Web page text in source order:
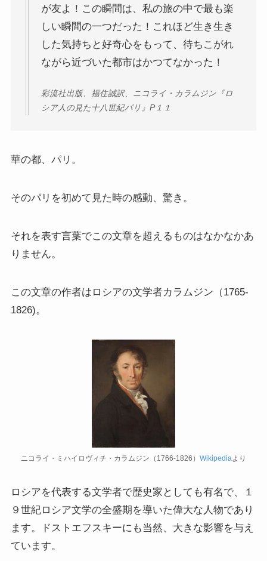
第一部
ドストエフスキー資料データベース
ドストエフスキー作品
ドストエフスキー論
ドストエフスキーとキリスト教
ドストエフスキーゆかりの地を巡る旅
秋に記す夏の印象～パリ・ジョージアの旅
ドストエフスキー、妻と歩んだ運命の旅～狂気と愛
『ローマ旅行記』～劇場都市ローマの魅力とベルニ
独ソ戦・冷戦下の世界
レーニン・スターリン時代のソ連の歴史
スターリンとヒトラーの虐殺・ホロコースト
冷戦世界の歴史・思想・文学に学ぶ
が友よ！この瞬間は、私の旅の中で最も楽
しい瞬間の一つだった！これほど生き生き
した気持ちと好奇心をもって、待ちこがれ
ながら近づいた都市はかつてなかった！
彩流社出版、福住誠訳、ニコライ・カラムジン『ロ
シア人の見た十八世紀パリ』P１１
華の都、パリ。
そのパリを初めて見た時の感動、驚き。
それを表す言葉でこの文章を超えるものはなかなかあ
りません。
この文章の作者はロシアの文学者カラムジン（1765-
1826)。
ニコライ・ミハイロヴィチ・カラムジン（1766-1826） Wikipedia より
ロシアを代表する文学者で歴史家としても有名で、１
９世紀ロシア文学の全盛期を導いた偉大な人物であり
ます。ドストエフスキーにも当然、大きな影響を与え
ています。